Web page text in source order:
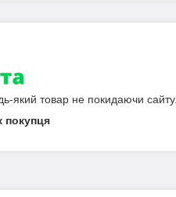
який товар не покидаючи сайту.
покупця